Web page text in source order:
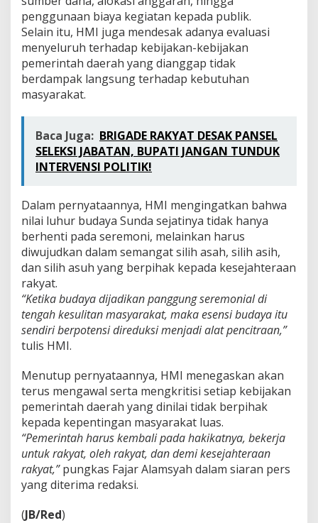
penggunaan biaya kegiatan kepada publik.
Selain itu, HMI juga mendesak adanya evaluasi
menyeluruh terhadap kebijakan-kebijakan
pemerintah daerah yang dianggap tidak
berdampak langsung terhadap kebutuhan
masyarakat.
Baca Juga: BRIGADE RAKYAT DESAK PANSEL
SELEKSI JABATAN, BUPATI JANGAN TUNDUK
INTERVENSI POLITIK!
Dalam pernyataannya, HMI mengingatkan bahwa
nilai luhur budaya Sunda sejatinya tidak hanya
berhenti pada seremoni, melainkan harus
diwujudkan dalam semangat silih asah, silih asih,
dan silih asuh yang berpihak kepada kesejahteraan
rakyat.
“Ketika budaya dijadikan panggung seremonial di
tengah kesulitan masyarakat, maka esensi budaya itu
sendiri berpotensi direduksi menjadi alat pencitraan,”
tulis HMI.
Menutup pernyataannya, HMI menegaskan akan
terus mengawal serta mengkritisi setiap kebijakan
pemerintah daerah yang dinilai tidak berpihak
kepada kepentingan masyarakat luas.
“Pemerintah harus kembali pada hakikatnya, bekerja
untuk rakyat, oleh rakyat, dan demi kesejahteraan
rakyat,”pungkas Fajar Alamsyah dalam siaran pers
yang diterima redaksi.
(JB/Red)